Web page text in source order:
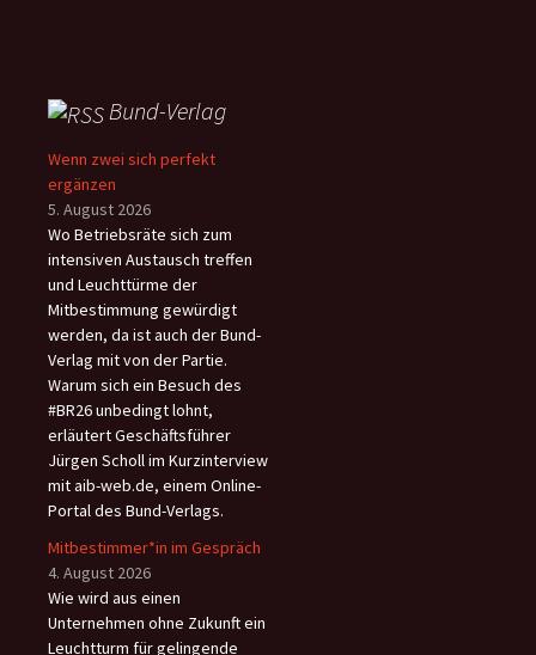
Bund-Verlag
Wenn zwei sich perfekt
ergänzen
5. August 2026
Wo Betriebsräte sich zum
intensiven Austausch treffen
und Leuchttürme der
Mitbestimmung gewürdigt
werden, da ist auch der Bund-
Verlag mit von der Partie.
Warum sich ein Besuch des
#BR26 unbedingt lohnt,
erläutert Geschäftsführer
Jürgen Scholl im Kurzinterview
mit aib-web.de, einem Online-
Portal des Bund-Verlags.
Mitbestimmer*in im Gespräch
4. August 2026
Wie wird aus einen
Unternehmen ohne Zukunft ein
Leuchtturm für gelingende